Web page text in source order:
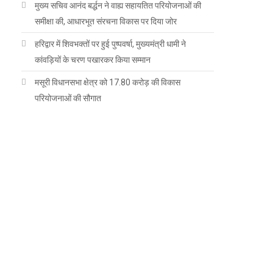
मुख्य सचिव आनंद बर्द्धन ने वाह्य सहायतित परियोजनाओं की
समीक्षा की, आधारभूत संरचना विकास पर दिया जोर
हरिद्वार में शिवभक्तों पर हुई पुष्पवर्षा, मुख्यमंत्री धामी ने
कांवड़ियों के चरण पखारकर किया सम्मान
मसूरी विधानसभा क्षेत्र को 17.80 करोड़ की विकास
परियोजनाओं की सौगात